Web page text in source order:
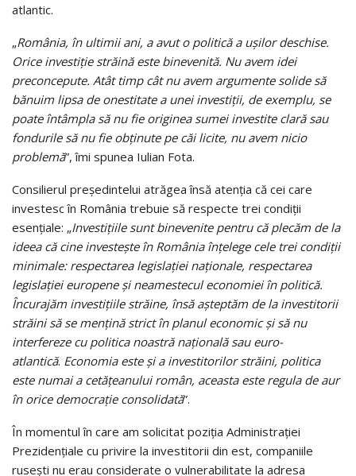
atlantic.
„România, în ultimii ani, a avut o politică a uşilor deschise.
Orice investiţie străină este binevenită. Nu avem idei
preconcepute. Atât timp cât nu avem argumente solide să
bănuim lipsa de onestitate a unei investiţii, de exemplu, se
poate întâmpla să nu fie originea sumei investite clară sau
fondurile să nu fie obţinute pe căi licite, nu avem nicio
problemă”, îmi spunea Iulian Fota.
Consilierul preşedintelui atrăgea însă atenţia că cei care
investesc în România trebuie să respecte trei condiţii
esenţiale: „Investiţiile sunt binevenite pentru că plecăm de la
ideea că cine investeşte în România înţelege cele trei condiţii
minimale: respectarea legislaţiei naţionale, respectarea
legislaţiei europene şi neamestecul economiei în politică.
Încurajăm investiţiile străine, însă aşteptăm de la investitorii
străini să se menţină strict în planul economic şi să nu
interfereze cu politica noastră naţională sau euro-
atlantică. Economia este şi a investitorilor străini, politica
este numai a cetăţeanului român, aceasta este regula de aur
în orice democraţie consolidată”.
În momentul în care am solicitat poziţia Administraţiei
Prezidenţiale cu privire la investitorii din est, companiile
ruseşti nu erau considerate o vulnerabilitate la adresa